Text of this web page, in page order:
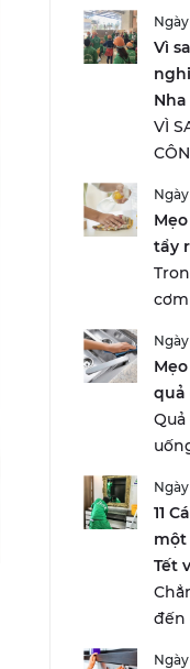
Vì
VÌ
tẩy
quả
11
một
Tết
đến